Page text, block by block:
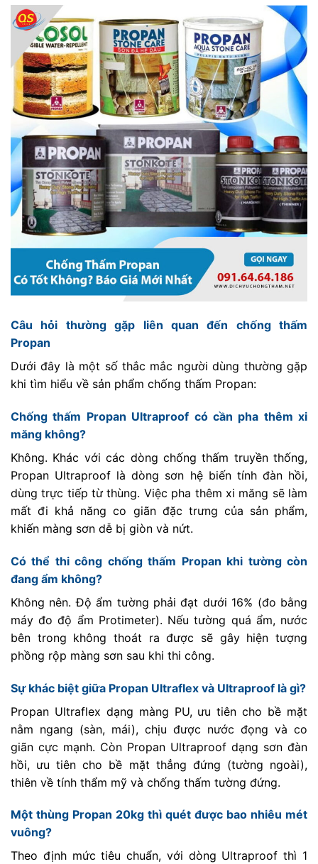
Câu hỏi thường gặp liên quan đến chống thấm
Propan
Dưới đây là một số thắc mắc người dùng thường gặp
khi tìm hiểu về sản phẩm chống thấm Propan:
Chống thấm Propan Ultraproof có cần pha thêm xi
măng không?
Không. Khác với các dòng chống thấm truyền thống,
Propan Ultraproof là dòng sơn hệ biến tính đàn hồi,
dùng trực tiếp từ thùng. Việc pha thêm xi măng sẽ làm
mất đi khả năng co giãn đặc trưng của sản phẩm,
khiến màng sơn dễ bị giòn và nứt.
Có thể thi công chống thấm Propan khi tường còn
đang ẩm không?
Không nên. Độ ẩm tường phải đạt dưới 16% (đo bằng
máy đo độ ẩm Protimeter). Nếu tường quá ẩm, nước
bên trong không thoát ra được sẽ gây hiện tượng
phồng rộp màng sơn sau khi thi công.
Sự khác biệt giữa Propan Ultraflex và Ultraproof là gì?
Propan Ultraflex dạng màng PU, ưu tiên cho bề mặt
nằm ngang (sàn, mái), chịu được nước đọng và co
giãn cực mạnh. Còn Propan Ultraproof dạng sơn đàn
hồi, ưu tiên cho bề mặt thẳng đứng (tường ngoài),
thiên về tính thẩm mỹ và chống thấm tường đứng.
Một thùng Propan 20kg thì quét được bao nhiêu mét
vuông?
Theo định mức tiêu chuẩn, với dòng Ultraproof thì 1